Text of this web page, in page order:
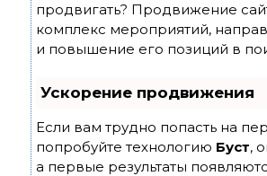
продвигать? Продвижение
комплекс мероприятий,
и повышение его позиций в
Ускорение продвижения
Если вам трудно попасть на
попробуйте технологию Буст,
а первые результаты